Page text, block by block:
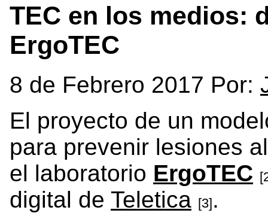
TEC en los medios:
ErgoTEC
8 de Febrero 2017 Por:
El proyecto de un
para prevenir lesiones
el laboratorio ErgoTEC
digital de Teletica [3].